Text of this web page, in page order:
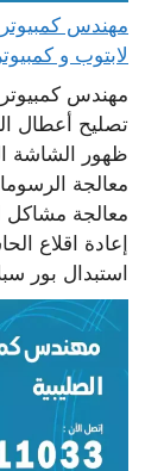
لابتوب و
مهندس
تصليح أعطال
ظهور الشاشة
معالجة
معالجة مشاكل
إعادة اقلاع
استبدال بور